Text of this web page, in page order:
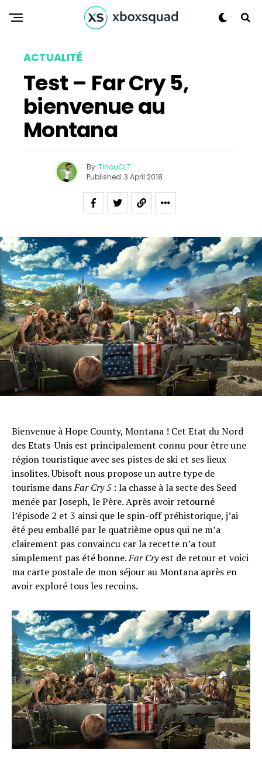
ACTUALITÉ
Test – Far Cry 5,
bienvenue au
Montana
By TinouCLT
Published 3 April 2018
Bienvenue à Hope County, Montana ! Cet Etat du Nord
des Etats-Unis est principalement connu pour être une
région touristique avec ses pistes de ski et ses lieux
insolites. Ubisoft nous propose un autre type de
tourisme dansFar Cry 5: la chasse à la secte des Seed
menée par Joseph, le Père. Après avoir retourné
l’épisode 2 et 3 ainsi que le spin-off préhistorique, j’ai
été peu emballé par le quatrième opus qui ne m’a
clairement pas convaincu car la recette n’a tout
simplement pas été bonne.Far Cryest de retour et voici
ma carte postale de mon séjour au Montana après en
avoir exploré tous les recoins.
Flipboard
Reddit
Pinterest
Whatsapp
Email